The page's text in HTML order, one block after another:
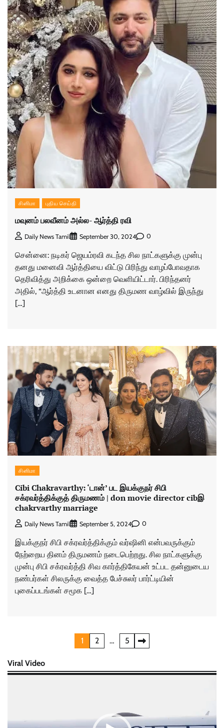
சினிமா புதிய செய்தி
மவுனம் பலவீனம் அல்ல- ஆர்த்தி ரவி
Daily News Tamil September 30, 2024 0
சென்னை: நடிகர் ஜெயம்ரவி கடந்த சில நாட்களுக்கு முன்பு
தனது மனைவி ஆர்த்தியை விட்டு பிரிந்து வாழப்போவதாக
தெரிவித்து அறிக்கை ஒன்றை வெளியிட்டார். பிரிந்தனர்
அதில், “ஆர்த்தி உடனான எனது திருமண வாழ்வில் இருந்து
[…]
சினிமா
Cibi Chakravarthy: ‘டான்’ பட இயக்குநர் சிபி
சக்ரவர்த்திக்குத் திருமணம் | don movie director cibஇ
chakrvarthy marriage
Daily News Tamil September 5, 2024 0
இயக்குநர் சிபி சக்ரவர்த்திக்கும் வர்ஷினி என்பவருக்கும்
நேற்றைய தினம் திருமணம் நடைபெற்றது. சில நாட்களுக்கு
முன்பு சிபி சக்ரவர்த்தி சிவ கார்த்திகேயன் உட்பட தன்னுடைய
நண்பர்கள் சிலருக்கு வைத்த பேச்சுலர் பார்ட்டியின்
புகைப்படங்கள் சமூக […]
pagination
1 2 … 5
Viral Video